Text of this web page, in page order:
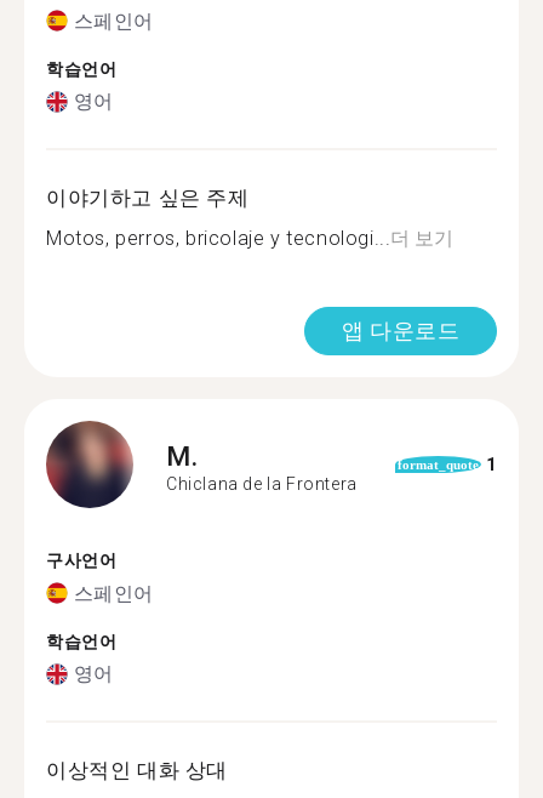
스페인어
학습언어
영어
이야기하고 싶은 주제
Motos, perros, bricolaje y tecnologi...더 보기
앱 다운로드
M.
Chiclana de la Frontera
format_quote 1
구사언어
스페인어
학습언어
영어
이상적인 대화 상대